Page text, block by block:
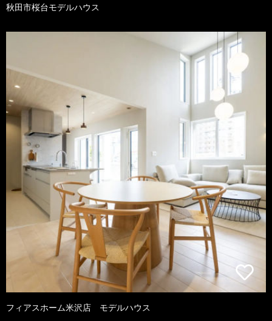
秋田市桜台モデルハウス
フィアスホーム米沢店 モデルハウス